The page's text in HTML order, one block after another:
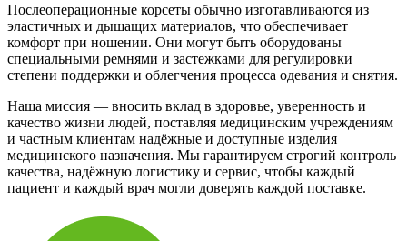
Послеоперационные корсеты обычно изготавливаются из
эластичных и дышащих материалов, что обеспечивает
комфорт при ношении. Они могут быть оборудованы
специальными ремнями и застежками для регулировки
степени поддержки и облегчения процесса одевания и снятия.
Наша миссия — вносить вклад в здоровье, уверенность и
качество жизни людей, поставляя медицинским учреждениям
и частным клиентам надёжные и доступные изделия
медицинского назначения. Мы гарантируем строгий контроль
качества, надёжную логистику и сервис, чтобы каждый
пациент и каждый врач могли доверять каждой поставке.